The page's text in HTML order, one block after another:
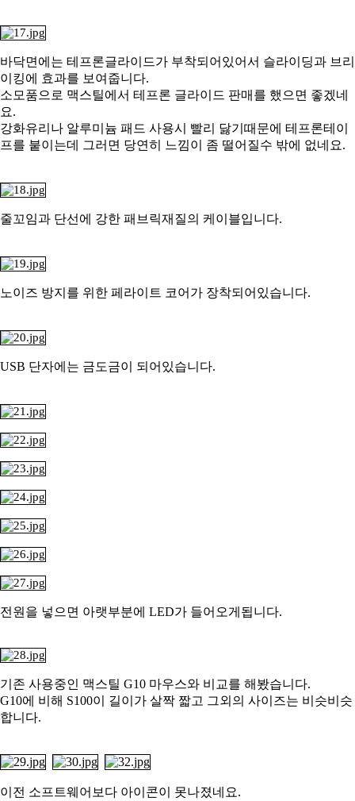
바닥면에는 테프론글라이드가 부착되어있어서 슬라이딩과 브리
이킹에
효과를 보여줍니다.
소모품으로 맥스틸에서 테프론 글라이드 판매를 했으면 좋겠네
요.
강화유리나 알루미늄 패드 사용시 빨리 닳기때문에 테프론테이
프를 붙이는데 그러면 당연히 느낌이 좀 떨어질수 밖에 없네요.
줄꼬임과 단선에 강한 패브릭재질의 케이블입니다.
노이즈 방지를 위한 페라이트 코어가 장착되어있습니다.
USB 단자에는 금도금이 되어있습니다.
전원을 넣으면 아랫부분에 LED가 들어오게됩니다.
기존 사용중인 맥스틸 G10 마우스와 비교를 해봤습니다.
G10에 비해 S100이 길이가 살짝 짧고 그외의 사이즈는 비슷비슷
합니다.
이전 소프트웨어보다 아이콘이 못나졌네요.